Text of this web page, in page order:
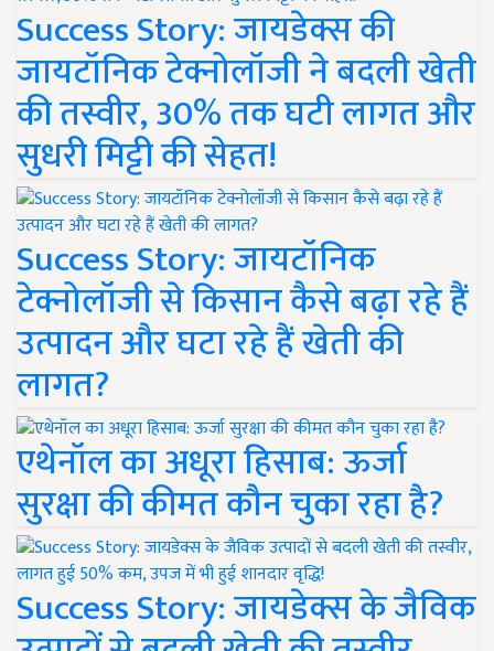
Success Story: जायडेक्स की
जायटॉनिक टेक्नोलॉजी ने बदली खेती
की तस्वीर, 30% तक घटी लागत और
सुधरी मिट्टी की सेहत!
Success Story: जायटॉनिक
टेक्नोलॉजी से किसान कैसे बढ़ा रहे हैं
उत्पादन और घटा रहे हैं खेती की
लागत?
एथेनॉल का अधूरा हिसाब: ऊर्जा
सुरक्षा की कीमत कौन चुका रहा है?
Success Story: जायडेक्स के जैविक